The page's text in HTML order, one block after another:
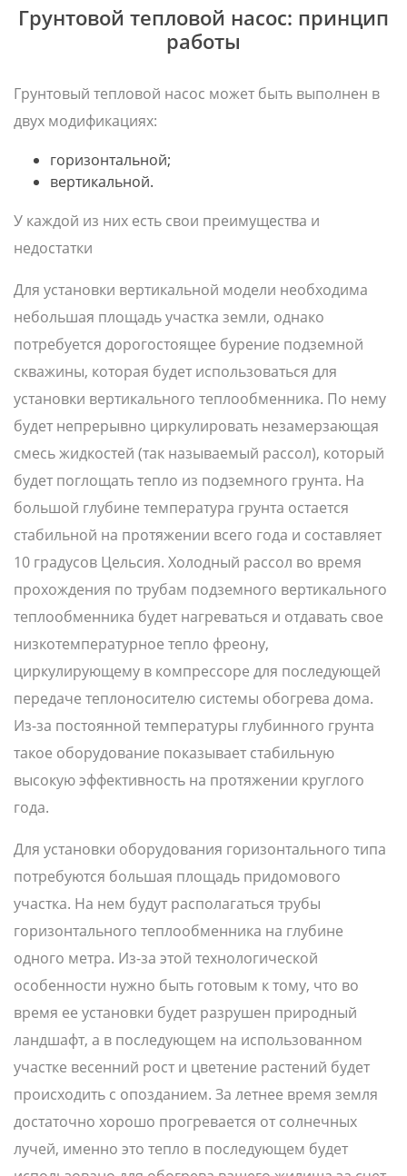
Грунтовой тепловой насос: принцип
работы
Грунтовый тепловой насос может быть выполнен в
двух модификациях:
горизонтальной;
вертикальной.
У каждой из них есть свои преимущества и
недостатки
Для установки вертикальной модели необходима
небольшая площадь участка земли, однако
потребуется дорогостоящее бурение подземной
скважины, которая будет использоваться для
установки вертикального теплообменника. По нему
будет непрерывно циркулировать незамерзающая
смесь жидкостей (так называемый рассол), который
будет поглощать тепло из подземного грунта. На
большой глубине температура грунта остается
стабильной на протяжении всего года и составляет
10 градусов Цельсия. Холодный рассол во время
прохождения по трубам подземного вертикального
теплообменника будет нагреваться и отдавать свое
низкотемпературное тепло фреону,
циркулирующему в компрессоре для последующей
передаче теплоносителю системы обогрева дома.
Из-за постоянной температуры глубинного грунта
такое оборудование показывает стабильную
высокую эффективность на протяжении круглого
года.
Для установки оборудования горизонтального типа
потребуются большая площадь придомового
участка. На нем будут располагаться трубы
горизонтального теплообменника на глубине
одного метра. Из-за этой технологической
особенности нужно быть готовым к тому, что во
время ее установки будет разрушен природный
ландшафт, а в последующем на использованном
участке весенний рост и цветение растений будет
происходить с опозданием. За летнее время земля
достаточно хорошо прогревается от солнечных
лучей, именно это тепло в последующем будет